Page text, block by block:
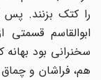
را کتک بزنند. پس
ابوالقاسم
سخنرانی بود بهانه
هم، فراشان و چماق